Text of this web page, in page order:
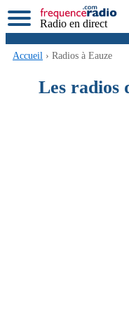
Radio en direct
Accueil › Radios à Eauze
Les radios